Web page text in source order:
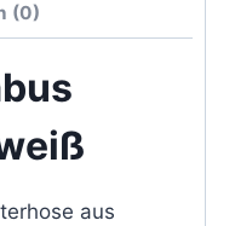
(0)
aus